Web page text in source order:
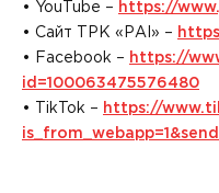
• YouTube – https://
• Сайт ТРК «РАІ» –
• Facebook – https://
id=100063475576480
• TikTok – https://